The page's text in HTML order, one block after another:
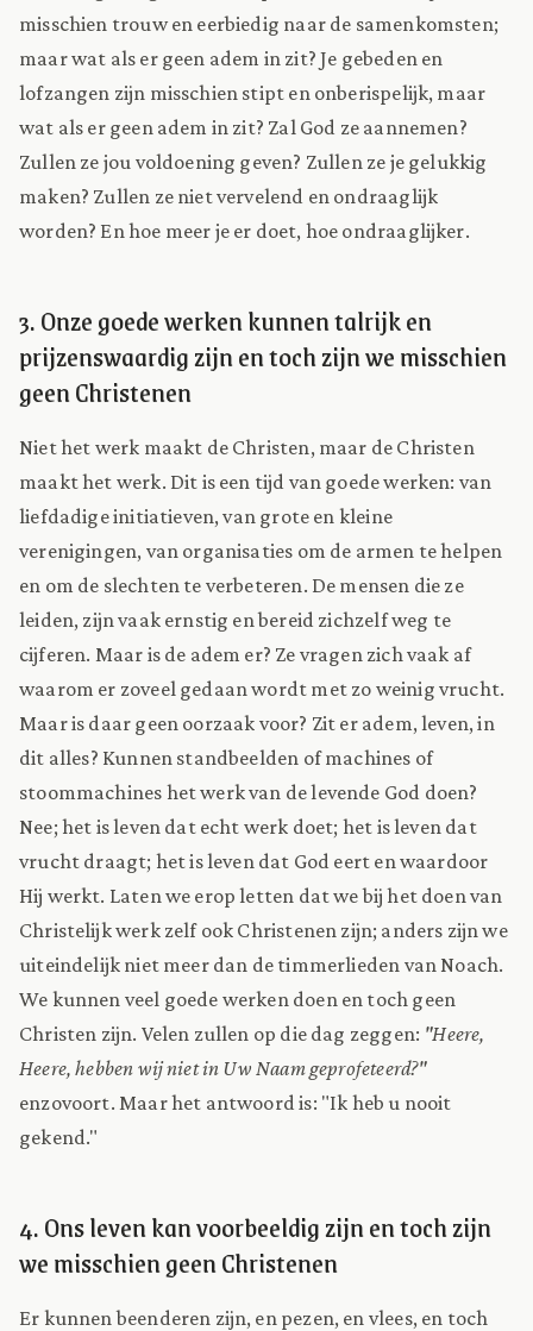
misschien trouw en eerbiedig naar de samenkomsten;
maar wat als er geen adem in zit? Je gebeden en
lofzangen zijn misschien stipt en onberispelijk, maar
wat als er geen adem in zit? Zal God ze aannemen?
Zullen ze jou voldoening geven? Zullen ze je gelukkig
maken? Zullen ze niet vervelend en ondraaglijk
worden? En hoe meer je er doet, hoe ondraaglijker.
3. Onze goede werken kunnen talrijk en
prijzenswaardig zijn en toch zijn we misschien
geen Christenen
Niet het werk maakt de Christen, maar de Christen
maakt het werk. Dit is een tijd van goede werken: van
liefdadige initiatieven, van grote en kleine
verenigingen, van organisaties om de armen te helpen
en om de slechten te verbeteren. De mensen die ze
leiden, zijn vaak ernstig en bereid zichzelf weg te
cijferen. Maar is de adem er? Ze vragen zich vaak af
waarom er zoveel gedaan wordt met zo weinig vrucht.
Maar is daar geen oorzaak voor? Zit er adem, leven, in
dit alles? Kunnen standbeelden of machines of
stoommachines het werk van de levende God doen?
Nee; het is leven dat echt werk doet; het is leven dat
vrucht draagt; het is leven dat God eert en waardoor
Hij werkt. Laten we erop letten dat we bij het doen van
Christelijk werk zelf ook Christenen zijn; anders zijn we
uiteindelijk niet meer dan de timmerlieden van Noach.
We kunnen veel goede werken doen en toch geen
Christen zijn. Velen zullen op die dag zeggen: "Heere,
Heere, hebben wij niet in Uw Naam geprofeteerd?"
enzovoort. Maar het antwoord is: "Ik heb u nooit
gekend."
4. Ons leven kan voorbeeldig zijn en toch zijn
we misschien geen Christenen
Er kunnen beenderen zijn, en pezen, en vlees, en toch